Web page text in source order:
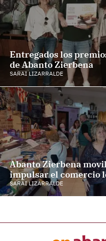
Entregados los
de Abanto Zierbena
SARAI LIZARRALDE
Abanto Zierbena
impulsar el comercio
SARAI LIZARRALDE